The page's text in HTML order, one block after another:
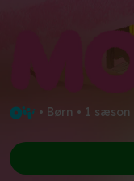
• Børn • 1 sæson